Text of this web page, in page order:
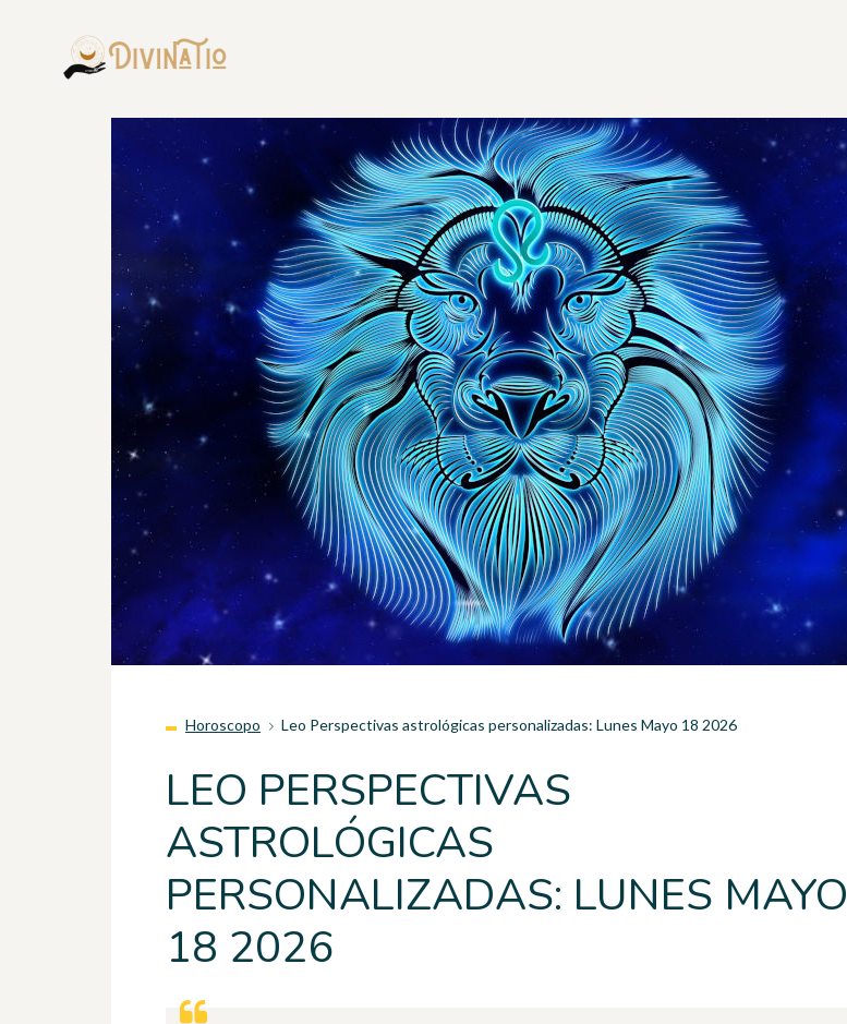
Horoscopo Leo Perspectivas astrológicas personalizadas: Lunes Mayo 18 2026
LEO PERSPECTIVAS
ASTROLÓGICAS
PERSONALIZADAS: LUNES MAYO
18 2026